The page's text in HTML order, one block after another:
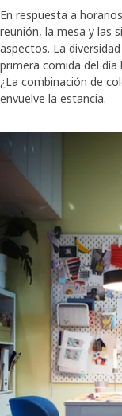
En respuesta a
reunión, la mesa y las
aspectos. La
primera comida del
¿La combinación de
envuelve la estancia.